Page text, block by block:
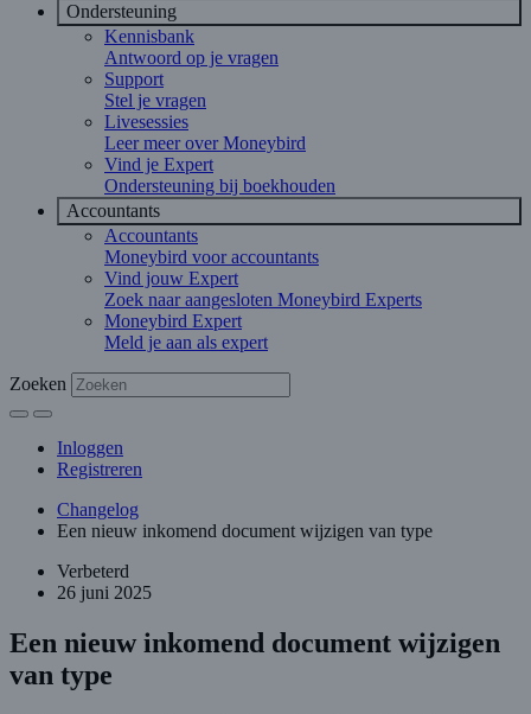
Ondersteuning
Kennisbank
Antwoord op je vragen
Support
Stel je vragen
Livesessies
Leer meer over Moneybird
Vind je Expert
Ondersteuning bij boekhouden
Accountants
Accountants
Moneybird voor accountants
Vind jouw Expert
Zoek naar aangesloten Moneybird Experts
Moneybird Expert
Meld je aan als expert
Zoeken
Inloggen
Registreren
Changelog
Een nieuw inkomend document wijzigen van type
Verbeterd
26 juni 2025
Een nieuw inkomend document wijzigen
van type